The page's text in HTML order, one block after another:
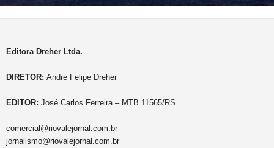
Editora Dreher Ltda.
DIRETOR: André Felipe Dreher
EDITOR: José Carlos Ferreira – MTB 11565/RS
comercial@riovalejornal.com.br
jornalismo@riovalejornal.com.br